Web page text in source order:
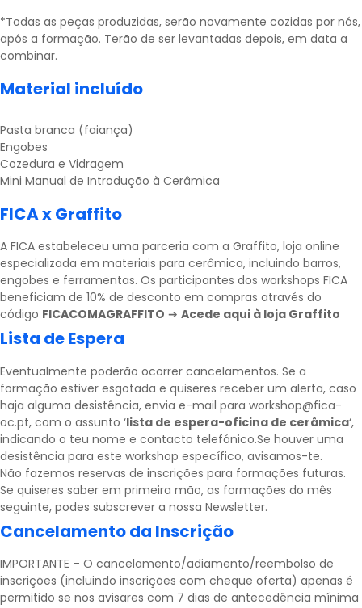
*Todas as peças produzidas, serão novamente cozidas por nós,
após a formação. Terão de ser levantadas depois, em data a
combinar.
Material incluído
Pasta branca (faiança)
Engobes
Cozedura e Vidragem
Mini Manual de Introdução à Cerâmica
FICA x Graffito
A FICA estabeleceu uma parceria com a Graffito, loja online
especializada em materiais para cerâmica, incluindo barros,
engobes e ferramentas. Os participantes dos workshops FICA
beneficiam de 10% de desconto em compras através do
código FICACOMAGRAFFITO ➔ Acede aqui à loja Graffito
Lista de Espera
Eventualmente poderão ocorrer cancelamentos. Se a
formação estiver esgotada e quiseres receber um alerta, caso
haja alguma desistência, envia e-mail para workshop@fica-
oc.pt, com o assunto ‘lista de espera-oficina de cerâmica‘,
indicando o teu nome e contacto telefónico.Se houver uma
desistência para este workshop específico, avisamos-te.
Não fazemos reservas de inscrições para formações futuras.
Se quiseres saber em primeira mão, as formações do mês
seguinte, podes subscrever a nossa Newsletter.
Cancelamento da Inscrição
IMPORTANTE – O cancelamento/adiamento/reembolso de
inscrições (incluindo inscrições com cheque oferta) apenas é
permitido se nos avisares com 7 dias de antecedência mínima